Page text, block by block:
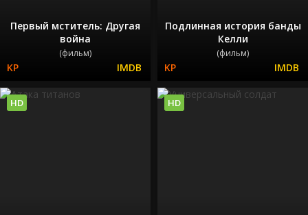
Первый мститель: Другая
война
(фильм)
Подлинная история банды
Келли
(фильм)
HD HD